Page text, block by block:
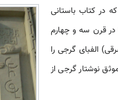
در کتاب باستانی
در قرن سه و چهارم
الفبای گرجی را
نوشتار گرجی از